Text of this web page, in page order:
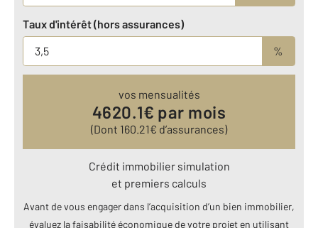
Taux d'intérêt (hors assurances)
%
vos mensualités
4620.1€ par mois
(Dont 160.21€ d’assurances)
Crédit immobilier simulation
et premiers calculs
Avant de vous engager dans l’acquisition d’un bien immobilier,
évaluez la faisabilité économique de votre projet en utilisant